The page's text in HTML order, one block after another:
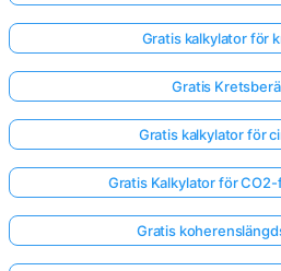
Gratis kalkylator för
Gratis
Gratis kalkylator för
Gratis Kalkylator för
Gratis